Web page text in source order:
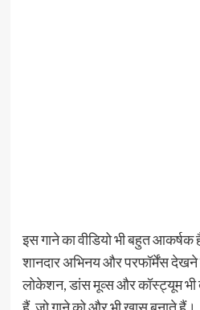
इस गाने का वीडियो भी बहुत
शानदार अभिनय और परफॉर्मेंस देखने
लोकेशन, डांस मूव्स और कॉस्ट्यूम